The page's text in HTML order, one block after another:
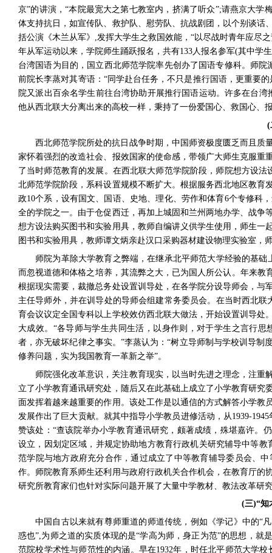
京”的讲演，“本院最宽大之第七教室内，挤满了听众”;请燕京大学
体支持抗日，如宣传队、救护队、慰劳队、抗战剧团，以个别谈
括公演《木兰从军》
发挥大学生之救国效能，“以尽战时青年应尽
年从军运动以来，学院师生踊跃报名，共有133 人报名参军(其中学生
台湾国语为目的，国立西北师范学院率先创办了国语专修科。师
前院长李蒸对其寄语：“同学赴台任务，不只是推行国语，更重要
院又派出百余名学生前往台湾协助开展推行国语运动。许多在台
他从西北联大分离出来的高校一样，秉持了一份爱国心、救国心、
(
西北师范学院所处的抗日战争时期，中国师资极度匮乏而且
家怀着强烈的改造社会、报效国家的使命感，带领广大师生克服
了当时师范教育的发展。在西北联大师范学院阶段，师院想方设
北师范学院阶段，系科设置规模不断扩大。根据服务西北地区教
政10个系，设有国文、国语、史地、理化、劳作和体育6个专修科
全的学院之一。由于仓促西迁，再加上城固和兰州两地办学、战
想方设法购买图书和实验用具，教师自编讲义供学生使用，师生
图书和实验用具，教师谭文炳亲赴汉口采购器材建设物理实验室
师院为革除大学教育之弊端，在继承北平师范大学经验的基
而忽视道德和体格之培养，其流弊之大，已为国人所公认。年来
根据现实需要，裁撤总务处设置训导处，在各学院分设导师会，
主任导师外，并在训导处的导师会组建常务委员会。在当时西北
育会议议定全国专科以上学校效仿西北联大做法，开始设置训导
大成效。“各导师与学生共同生活，以身作则，对于学生之言行
者，亦无破坏纪律之事实。”李蒸认为：“树立导师制与学校训导制
修养问题，实为我国教育一革新之举”。
师院强化改革意识，关注教育现实，以当时先进之理念，注重
立了小学教育通讯研究处，随后又在此基础上成立了小学教育研
面发挥着越来越重要的作用。该处工作是以通信的方式解答小学
发展作出了巨大贡献。就其中指导小学教员进修活动，从 1939-1945
赞该处：“查该院举办小学教育通讯研究，颇著成绩，殊堪嘉许。
设立，因划定区域，并规定协助地方教育行政机关研究辅导中等
范学院与地方政府充分合作，通过成立了中等教育辅导委员会、
作。师院教育系师生还利用与政府行政机关合作机会，在教育厅
研究所教育家们也针对实际问题开展了大量中学教材、教法改革研
(三)“知
中国自古以来就有尊师重道的师道传统，例如《学记》中的“
惑也” 为师之道的实质体现的是“学高为师，身正为范”的思想，就
范院校学术性与师范性的内涵。早在1932年，时任北平师范大学校